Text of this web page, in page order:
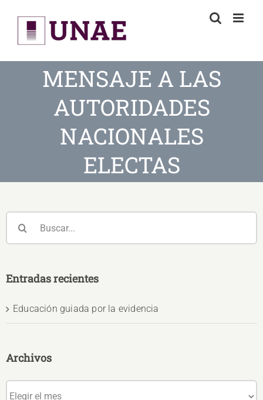
content
MENSAJE A LAS
AUTORIDADES
NACIONALES
ELECTAS
Entradas recientes
Educación guiada por la evidencia
Archivos